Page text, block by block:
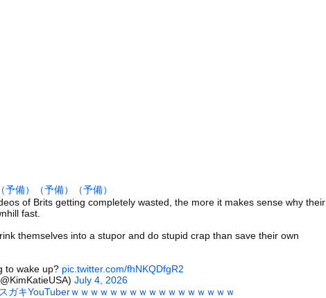
交互に飲まないと倒れるグラス」発売
ーブライディング、チューブの中からの映像が凄い
身分」を量産… 最新AIが人間を欺き始めた！選択を迫られたA...
ーさん、阿波踊りでワキ祭り
ずっとエアコンを見上げていた。どうしたの？つけた方がいい？...
帰らぬ人となる
（予備） （予備）
（予備）
of Brits getting completely wasted, the more it makes sense why their
fast.
themselves into a stupor and do stupid crap than save their own
to wake up? pic.twitter.com/fhNKQDfgR2
July 4, 2026
ガキYouTuberｗｗｗｗｗｗｗｗｗｗｗｗｗｗｗｗｗ